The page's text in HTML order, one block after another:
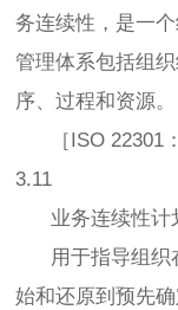
务连续性，是一
管理体系包括组
序、过程和资源。
［ISO 22301：
3.11
业务连续性计
用于指导组织
始和还原到预先